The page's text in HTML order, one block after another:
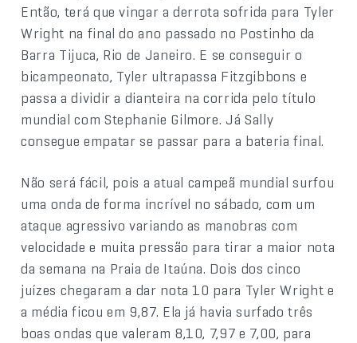
Então, terá que vingar a derrota sofrida para Tyler
Wright na final do ano passado no Postinho da
Barra Tijuca, Rio de Janeiro. E se conseguir o
bicampeonato, Tyler ultrapassa Fitzgibbons e
passa a dividir a dianteira na corrida pelo título
mundial com Stephanie Gilmore. Já Sally
consegue empatar se passar para a bateria final.
Não será fácil, pois a atual campeã mundial surfou
uma onda de forma incrível no sábado, com um
ataque agressivo variando as manobras com
velocidade e muita pressão para tirar a maior nota
da semana na Praia de Itaúna. Dois dos cinco
juízes chegaram a dar nota 10 para Tyler Wright e
a média ficou em 9,87. Ela já havia surfado três
boas ondas que valeram 8,10, 7,97 e 7,00, para